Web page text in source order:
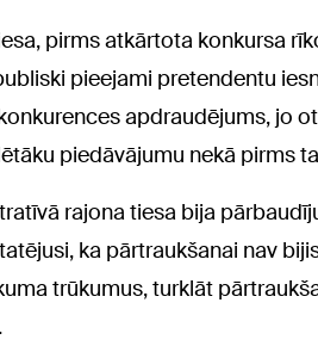
pirms atkārtota konkursa
pieejami pretendentu
apdraudējums, jo
piedāvājumu nekā pirms
rajona tiesa bija
ka pārtraukšanai nav
trūkumus, turklāt